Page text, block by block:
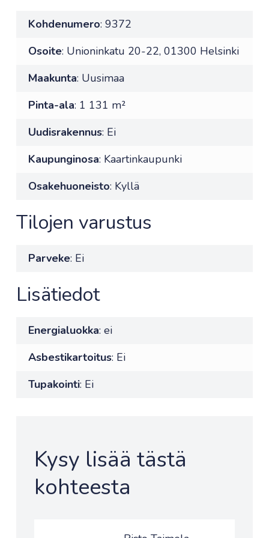
Kohdenumero: 9372
Osoite: Unioninkatu 20-22, 01300 Helsinki
Maakunta: Uusimaa
Pinta-ala: 1 131 m²
Uudisrakennus: Ei
Kaupunginosa: Kaartinkaupunki
Osakehuoneisto: Kyllä
Tilojen varustus
Parveke: Ei
Lisätiedot
Energialuokka: ei
Asbestikartoitus: Ei
Tupakointi: Ei
Kysy lisää tästä
kohteesta